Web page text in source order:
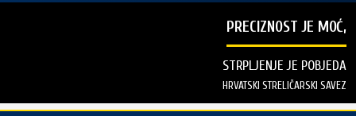
PRECIZNOST JE MOĆ,
STRPLJENJE JE POBJEDA
HRVATSKI STRELIČARSKI SAVEZ